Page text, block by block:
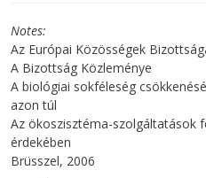
Notes
Az Európai Közösségek
A Bizottság Közleménye
A biológiai sokféleség
azon túl
Az ökoszisztéma-szolgáltatások
érdekében
Brüsszel, 2006